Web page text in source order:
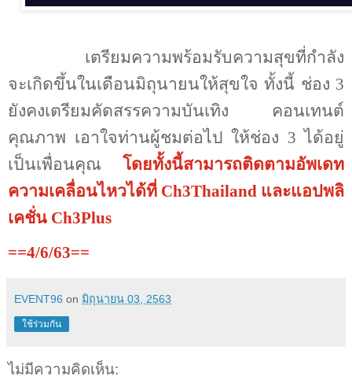
เตรียมความพร้อมรับความสุขที่กำลัง
จะเกิดขึ้นในเดือนมิถุนายนให้สุขใจ ทั้งนี้ ช่อง 3
ยังคงเตรียมคัดสรรความบันเทิง คอนเทนต์
คุณภาพ เอาใจท่านผู้ชมต่อไป ให้ช่อง 3 ได้อยู่
เป็นเพื่อนคุณ
โดยทั้งนี้สามารถติดตามอัพเดท
ความเคลื่อนไหวได้ที่ Ch3Thailand และแอปพลิ
เคชั่น Ch3Plus
==4/6/63==
EVENT96 on มิถุนายน 03, 2563
ใช้ร่วมกัน
ไม่มีความคิดเห็น: